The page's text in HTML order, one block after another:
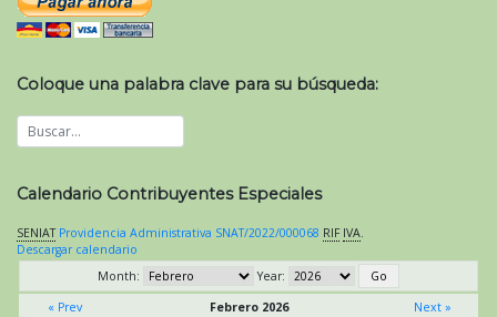
Coloque una palabra clave para su búsqueda:
Calendario Contribuyentes Especiales
SENIAT Providencia Administrativa SNAT/2022/000068 RIF IVA
Descargar calendario
Month:
Year:
« Prev
Febrero 2026 Next »